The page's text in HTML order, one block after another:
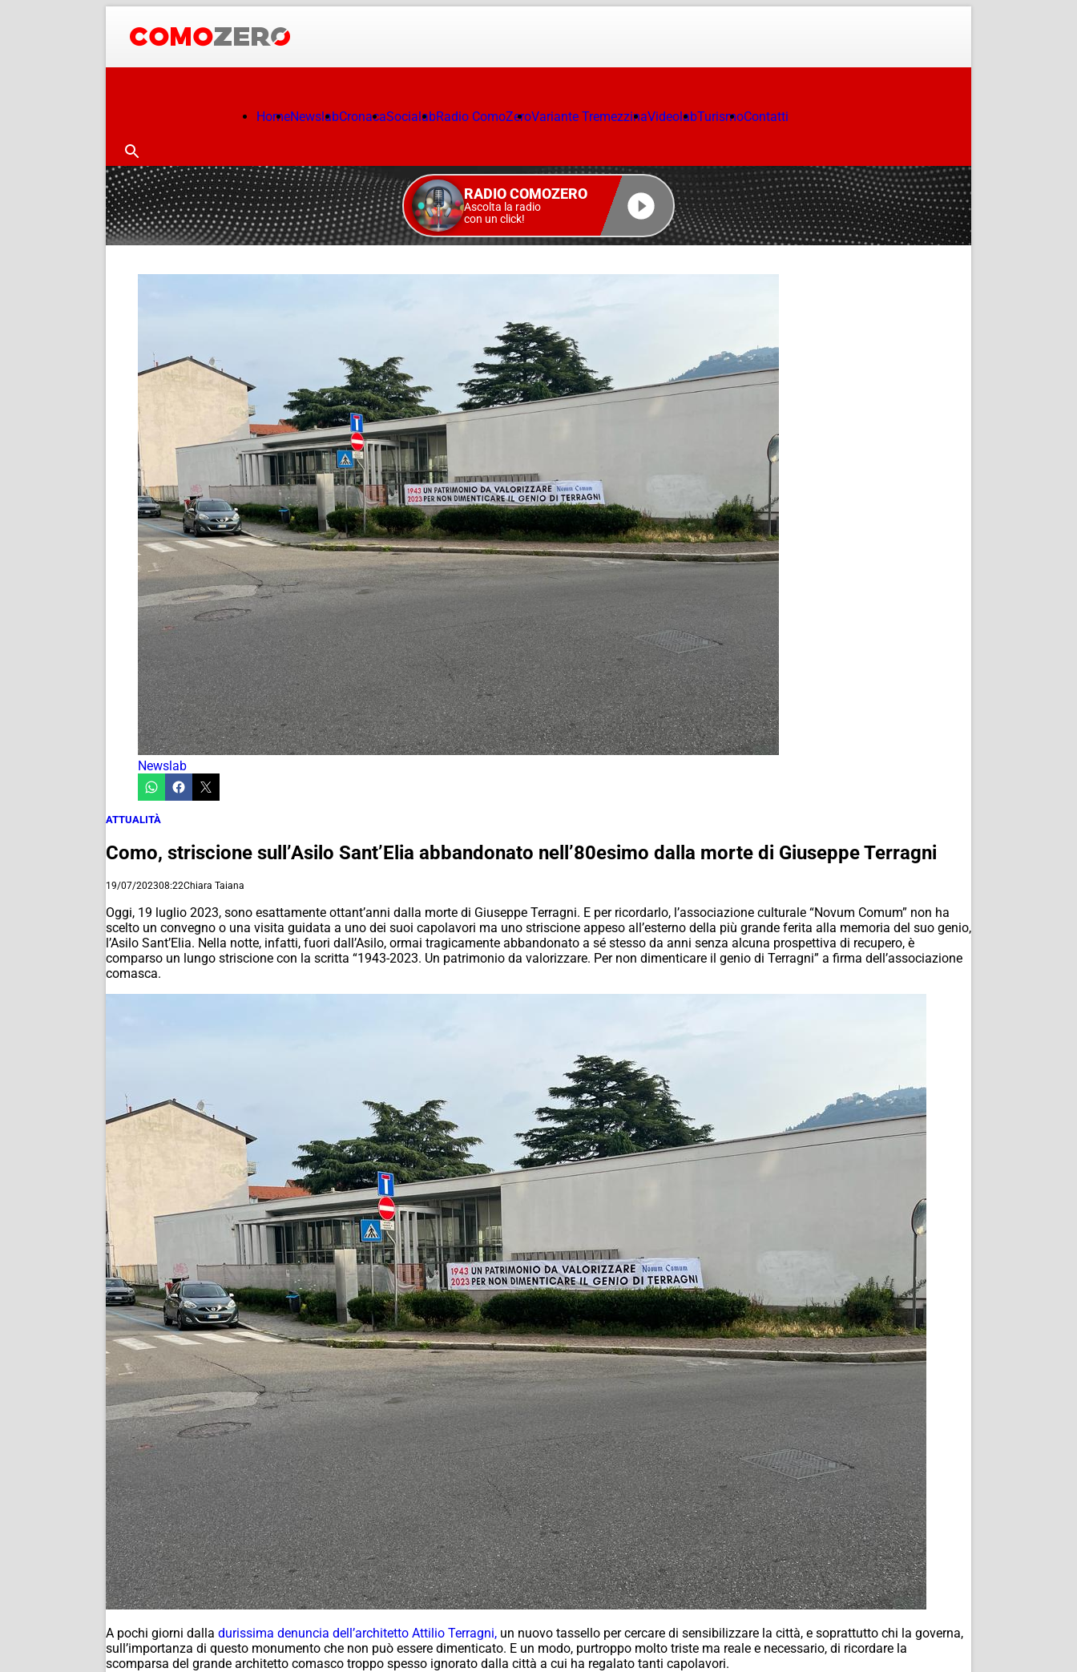
HomeNewslabCronacaSocialabRadio ComoZeroVariante TremezzinaVideolabTurismoContatti
RADIO COMOZERO
Ascolta la radio
con un click!
Newslab
ATTUALITÀ
Como, striscione sull’Asilo Sant’Elia abbandonato nell’80esimo dalla morte di Giuseppe Terragni
19/07/202308:22Chiara Taiana
Oggi, 19 luglio 2023, sono esattamente ottant’anni dalla morte di Giuseppe Terragni. E per ricordarlo, l’associazione culturale “Novum Comum” non ha
scelto un convegno o una visita guidata a uno dei suoi capolavori ma uno striscione appeso all’esterno della più grande ferita alla memoria del suo genio,
l’Asilo Sant’Elia. Nella notte, infatti, fuori dall’Asilo, ormai tragicamente abbandonato a sé stesso da anni senza alcuna prospettiva di recupero, è
comparso un lungo striscione con la scritta “1943-2023. Un patrimonio da valorizzare. Per non dimenticare il genio di Terragni” a firma dell’associazione
comasca.
A pochi giorni dalla durissima denuncia dell’architetto Attilio Terragni, un nuovo tassello per cercare di sensibilizzare la città, e soprattutto chi la governa,
sull’importanza di questo monumento che non può essere dimenticato. E un modo, purtroppo molto triste ma reale e necessario, di ricordare la
scomparsa del grande architetto comasco troppo spesso ignorato dalla città a cui ha regalato tanti capolavori.